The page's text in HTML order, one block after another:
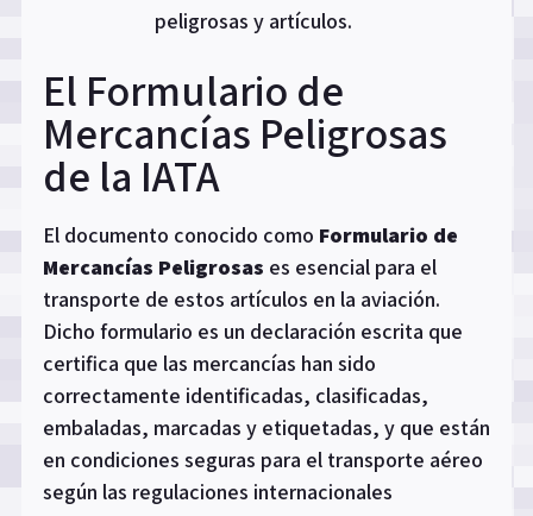
peligrosas y artículos.
El Formulario de
Mercancías Peligrosas
de la IATA
El documento conocido como Formulario de
Mercancías Peligrosas es esencial para el
transporte de estos artículos en la aviación.
Dicho formulario es un declaración escrita que
certifica que las mercancías han sido
correctamente identificadas, clasificadas,
embaladas, marcadas y etiquetadas, y que están
en condiciones seguras para el transporte aéreo
según las regulaciones internacionales